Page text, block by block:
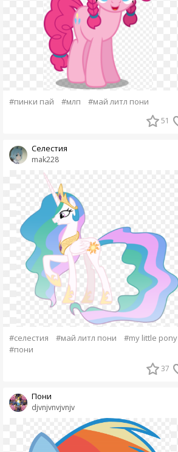
#пинки пай #млп #май литл пони
51
mak228
Селестия
#селестия #май литл пони
#my little pony
#пони
37
djvnjvnvjvnjv
Пони